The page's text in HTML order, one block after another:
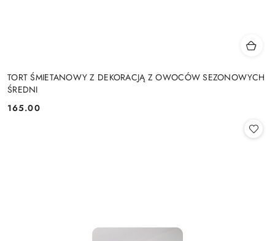
TORT ŚMIETANOWY Z DEKORACJĄ Z OWOCÓW SEZONOWYCH
ŚREDNI
Cena:
165.00